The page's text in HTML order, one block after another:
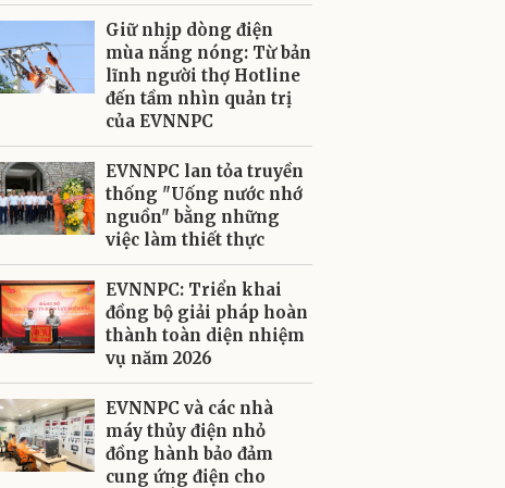
Giữ nhịp dòng điện
mùa nắng nóng: Từ bản
lĩnh người thợ Hotline
đến tầm nhìn quản trị
của EVNNPC
EVNNPC lan tỏa truyền
thống "Uống nước nhớ
nguồn" bằng những
việc làm thiết thực
EVNNPC: Triển khai
đồng bộ giải pháp hoàn
thành toàn diện nhiệm
vụ năm 2026
EVNNPC và các nhà
máy thủy điện nhỏ
đồng hành bảo đảm
cung ứng điện cho